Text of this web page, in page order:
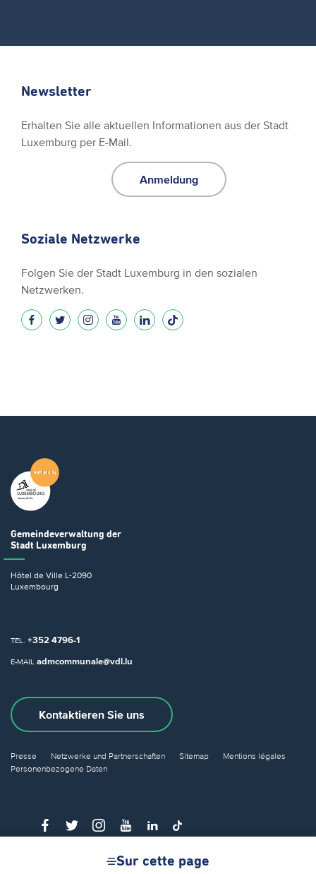
Sur cette page
Newsletter
Erhalten Sie alle aktuellen Informationen aus der Stadt
Luxemburg per E-Mail.
Anmeldung
Soziale Netzwerke
Folgen Sie der Stadt Luxemburg in den sozialen
Netzwerken.
Gemeindeverwaltung der
Stadt Luxemburg
Hôtel de Ville L-2090
Luxembourg
TEL. +352 4796-1
E-MAIL admcommunale@vdl.lu
Kontaktieren Sie uns
Presse Netzwerke und Partnerschaften Sitemap
Mentions légales
Personenbezogene Daten